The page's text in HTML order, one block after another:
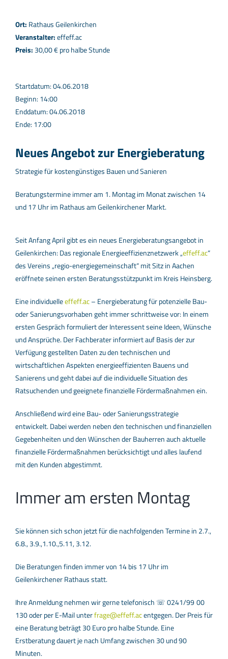
Ort: Rathaus Geilenkirchen
Veranstalter:effeff.ac
Preis: 30,00 € pro halbe Stunde
Startdatum: 04.06.2018
Beginn: 14:00
Enddatum: 04.06.2018
Ende: 17:00
Neues Angebot zur Energieberatung
Strategie für kostengünstiges Bauen und Sanieren
Beratungstermine immer am 1. Montag im Monat zwischen 14
und 17 Uhr im Rathaus am Geilenkirchener Markt.
Seit Anfang April gibt es ein neues Energieberatungsangebot in
Geilenkirchen: Das regionale Energieeffizienznetzwerk „effeff.ac“
des Vereins „regio-energiegemeinschaft“ mit Sitz in Aachen
eröffnete seinen ersten Beratungsstützpunkt im Kreis Heinsberg.
Eine individuelleeffeff.ac– Energieberatung für potenzielle Bau-
oder Sanierungsvorhaben geht immer schrittweise vor: In einem
ersten Gespräch formuliert der Interessent seine Ideen, Wünsche
und Ansprüche. Der Fachberater informiert auf Basis der zur
Verfügung gestellten Daten zu den technischen und
wirtschaftlichen Aspekten energieeffizienten Bauens und
Sanierens und geht dabei auf die individuelle Situation des
Ratsuchenden und geeignete finanzielle Fördermaßnahmen ein.
Anschließend wird eine Bau- oder Sanierungsstrategie
entwickelt. Dabei werden neben den technischen und finanziellen
Gegebenheiten und den Wünschen der Bauherren auch aktuelle
finanzielle Fördermaßnahmen berücksichtigt und alles laufend
mit den Kunden abgestimmt.
Immer am ersten Montag
Sie können sich schon jetzt für die nachfolgenden Termine in 2.7.,
6.8., 3.9.,1.10.,5.11, 3.12.
Die Beratungen finden immer von 14 bis 17 Uhr im
Geilenkirchener Rathaus statt.
Ihre Anmeldung nehmen wir gerne telefonisch ☏ 0241/99 00
130 oder per E-Mail unterfrage@effeff.acentgegen. Der Preis für
eine Beratung beträgt 30 Euro pro halbe Stunde. Eine
Erstberatung dauert je nach Umfang zwischen 30 und 90
Minuten.